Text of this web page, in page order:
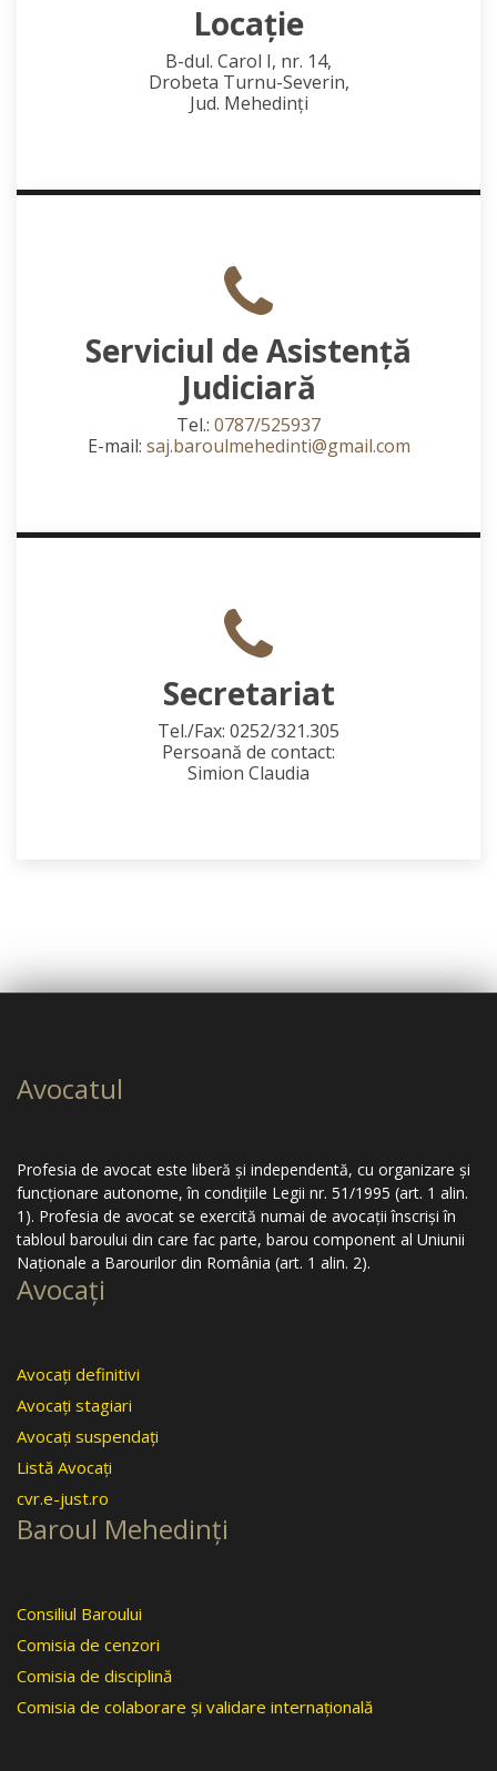
Locaţie
B-dul. Carol I, nr. 14,
Drobeta Turnu-Severin,
Jud. Mehedinţi
Serviciul de Asistență
Judiciară
Tel.: 0787/525937
E-mail: saj.baroulmehedinti@gmail.com
Secretariat
Tel./Fax: 0252/321.305
Persoană de contact:
Simion Claudia
Avocatul
Profesia de avocat este liberă şi independentă, cu organizare şi
funcţionare autonome, în condiţiile Legii nr. 51/1995 (art. 1 alin.
1). Profesia de avocat se exercită numai de avocaţii înscrişi în
tabloul baroului din care fac parte, barou component al Uniunii
Naţionale a Barourilor din România (art. 1 alin. 2).
Avocaţi
Avocaţi definitivi
Avocaţi stagiari
Avocaţi suspendaţi
Listă Avocaţi
cvr.e-just.ro
Baroul Mehedinţi
Consiliul Baroului
Comisia de cenzori
Comisia de disciplină
Comisia de colaborare şi validare internaţională